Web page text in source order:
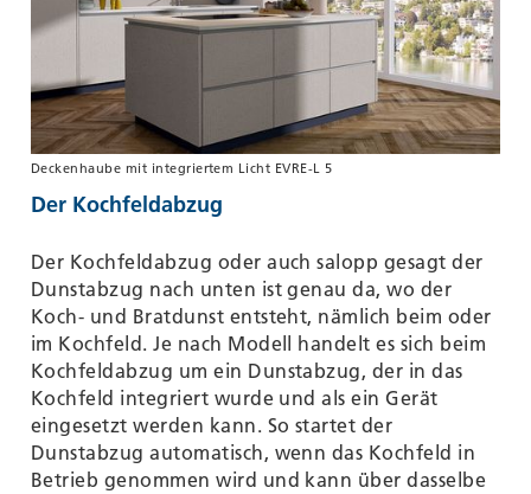
Deckenhaube mit integriertem Licht EVRE-L 5
Der Kochfeldabzug
Der Kochfeldabzug oder auch salopp gesagt der
Dunstabzug nach unten ist genau da, wo der
Koch- und Bratdunst entsteht, nämlich beim oder
im Kochfeld. Je nach Modell handelt es sich beim
Kochfeldabzug um ein Dunstabzug, der in das
Kochfeld integriert wurde und als ein Gerät
eingesetzt werden kann. So startet der
Dunstabzug automatisch, wenn das Kochfeld in
Betrieb genommen wird und kann über dasselbe